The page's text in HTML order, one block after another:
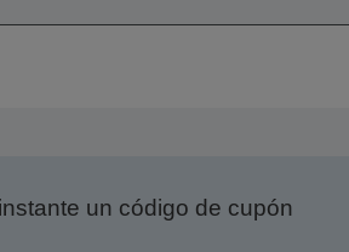
un código de cupón